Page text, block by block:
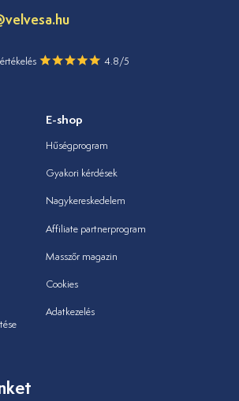
4.8/5
E-shop
Hűségprogram
Gyakori kérdések
Nagykereskedelem
Affiliate partnerprogram
Masszőr magazin
Cookies
Adatkezelés